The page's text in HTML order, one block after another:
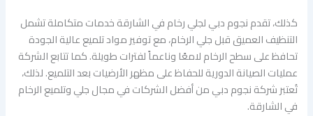
كذلك، تقدم نجوم دبي لجلي رخام في الشارقة خدمات متكاملة تشمل
التنظيف العميق قبل جلي الرخام، مع توفير مواد تلميع عالية الجودة
تحافظ على سطح الرخام لامعًا وناعماً لفترات طويلة. كما تتابع الشركة
عمليات الصيانة الدورية للحفاظ على مظهر الأرضيات بعد التلميع. لذلك،
تُعتبر شركة نجوم دبي من أفضل الشركات في مجال جلي وتلميع الرخام
في الشارقة.